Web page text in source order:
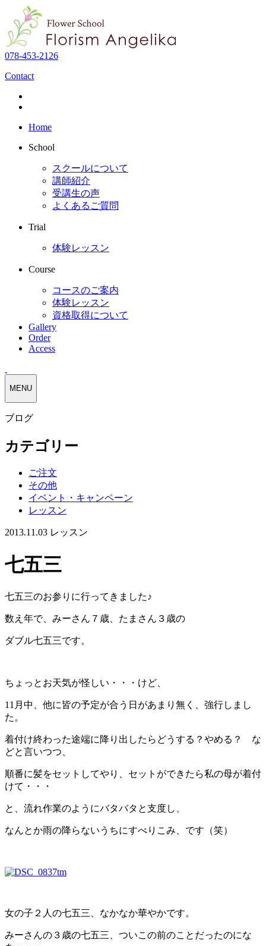
078-453-2126
Contact
Home
School
スクールについて
講師紹介
受講生の声
よくあるご質問
Trial
体験レッスン
Course
コースのご案内
体験レッスン
資格取得について
Gallery
Order
Access
MENU
ブログ
カテゴリー
ご注文
その他
イベント・キャンペーン
レッスン
2013.11.03 レッスン
七五三
七五三のお参りに行ってきました♪
数え年で、みーさん７歳、たまさん３歳の
ダブル七五三です。
ちょっとお天気が怪しい・・・けど、
11月中、他に皆の予定が合う日があまり無く、強行しまし
た。
着付け終わった途端に降り出したらどうする？やめる？ な
どと言いつつ、
順番に髪をセットしてやり、セットができたら私の母が着付
けて・・・
と、流れ作業のようにバタバタと支度し、
なんとか雨の降らないうちにすべりこみ、です（笑）
女の子２人の七五三、なかなか華やかです。
みーさんの３歳の七五三、ついこの前のことだったのにな